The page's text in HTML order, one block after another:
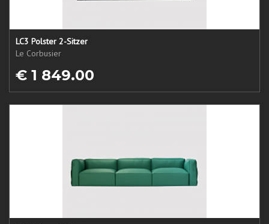
LC3 Polster 2-Sitzer
Le Corbusier
€ 1 849.00